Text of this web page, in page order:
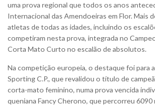
uma prova regional que todos os anos
Internacional das Amendoeiras em Flor. Mais
atletas de todas as idades, incluindo os
competiram nesta prova, integrada no
Corta Mato Curto no escalão de absolutos.
Na competição europeia, o destaque foi para
Sporting C.P., que revalidou o título de
corta-mato feminino, numa prova vencida
queniana Fancy Cherono, que percorreu 6090